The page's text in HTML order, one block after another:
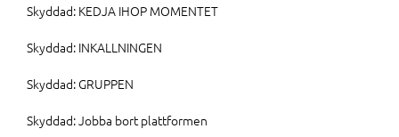
Skyddad: KEDJA IHOP MOMENTET
Skyddad: INKALLNINGEN
Skyddad: GRUPPEN
Skyddad: Jobba bort plattformen